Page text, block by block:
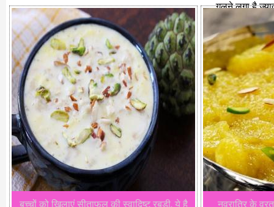
गलने लगा है
बनाएं हलवा
बच्चों को खिलाएं सीताफल की स्वादिष्ट रबड़ी, ये है नवरात्रि के